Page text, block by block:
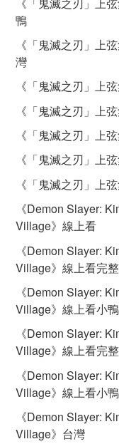
鴨
《「鬼滅之刃」上
灣
《「鬼滅之刃」上
《「鬼滅之刃」上
《「鬼滅之刃」上
《「鬼滅之刃」上
《「鬼滅之刃」上
《Demon Slayer:
Village》線上看
《Demon Slayer:
Village》線上看完
《Demon Slayer:
Village》線上看小鴨
《Demon Slayer:
Village》線上看完
《Demon Slayer:
Village》線上看小
《Demon Slayer:
Village》台灣